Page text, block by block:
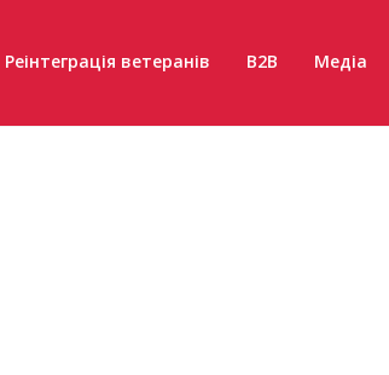
Реінтеграція ветеранів B2B Медіа